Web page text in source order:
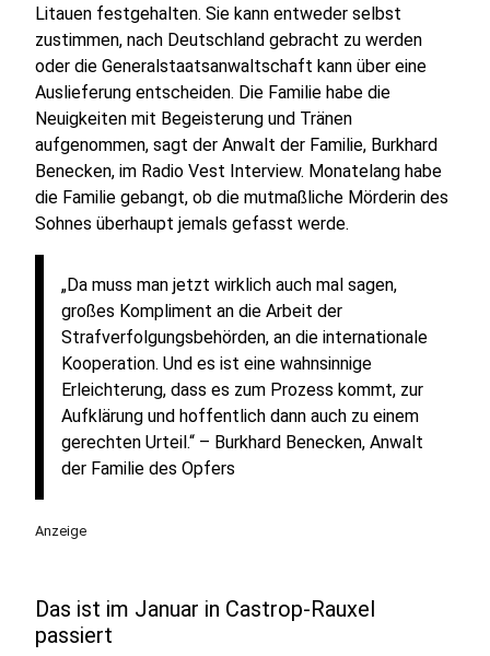
Litauen festgehalten. Sie kann entweder selbst
zustimmen, nach Deutschland gebracht zu werden
oder die Generalstaatsanwaltschaft kann über eine
Auslieferung entscheiden. Die Familie habe die
Neuigkeiten mit Begeisterung und Tränen
aufgenommen, sagt der Anwalt der Familie, Burkhard
Benecken, im Radio Vest Interview. Monatelang habe
die Familie gebangt, ob die mutmaßliche Mörderin des
Sohnes überhaupt jemals gefasst werde.
„Da muss man jetzt wirklich auch mal sagen,
großes Kompliment an die Arbeit der
Strafverfolgungsbehörden, an die internationale
Kooperation. Und es ist eine wahnsinnige
Erleichterung, dass es zum Prozess kommt, zur
Aufklärung und hoffentlich dann auch zu einem
gerechten Urteil.“ – Burkhard Benecken, Anwalt
der Familie des Opfers
Anzeige
Das ist im Januar in Castrop-Rauxel
passiert